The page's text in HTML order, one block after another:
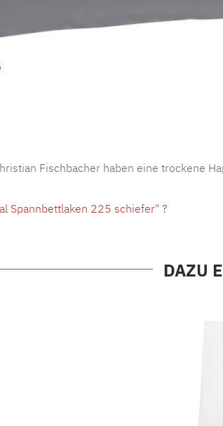
Fischbacher haben eine trockene
Spannbettlaken 225 schiefer" ?
DAZU